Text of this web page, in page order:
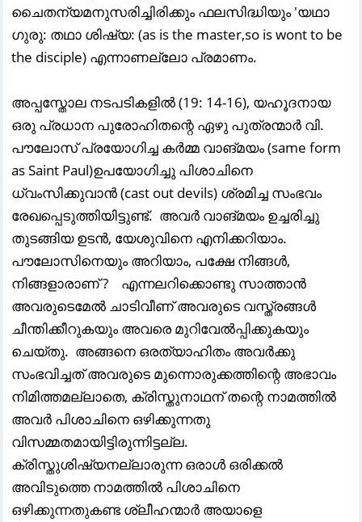
ചൈതന്യമനുസരിച്ചിരിക്കും ഫലസിദ്ധിയും 'യഥാ
ഗുരു: തഥാ ശിഷ്യ: (as is the master,so is wont to be
the disciple) എന്നാണല്ലോ പ്രമാണം.
അപ്പസ്തോല നടപടികളിൽ (19: 14-16), യഹൂദനായ
ഒരു പ്രധാന പുരോഹിതന്റെ ഏഴു പുത്രന്മാർ വി.
പൗലോസ്‌ പ്രയോഗിച്ച കർമ്മ വാങ്മയം (same form
as Saint Paul)ഉപയോഗിച്ചു പിശാചിനെ
ധ്വംസിക്കുവാൻ (cast out devils) ശ്രമിച്ച സംഭവം
രേഖപ്പെടുത്തിയിട്ടുണ്ട്‌. അവർ വാങ്മയം ഉച്ചരിച്ചു
തുടങ്ങിയ ഉടൻ, യേശുവിനെ എനിക്കറിയാം.
പൗലോസിനെയും അറിയാം, പക്ഷേ നിങ്ങൾ,
നിങ്ങളാരാണ് ? എന്നലറിക്കൊണ്ടു സാത്താൻ
അവരുടെമേൽ ചാടിവീണ് അവരുടെ വസ്ത്രങ്ങൾ
ചീന്തിക്കീറുകയും അവരെ മുറിവേൽപ്പിക്കുകയും
ചെയ്തു. അങ്ങനെ ഒരത്യാഹിതം അവർക്കു
സംഭവിച്ചത്‌ അവരുടെ മുന്നൊരുക്കത്തിന്റെ അഭാവം
നിമിത്തമല്ലാതെ, ക്രിസ്തുനാഥന് തന്റെ നാമത്തിൽ
അവർ പിശാചിനെ ഒഴിക്കുന്നതു
വിസമ്മതമായിട്ടിരുന്നിട്ടല്ല.
ക്രിസ്തുശിഷ്യനല്ലാരുന്ന ഒരാൾ ഒരിക്കൽ
അവിടുത്തെ നാമത്തിൽ പിശാചിനെ
ഒഴിക്കുന്നതുകണ്ട ശ്ലീഹന്മാർ അയാളെ